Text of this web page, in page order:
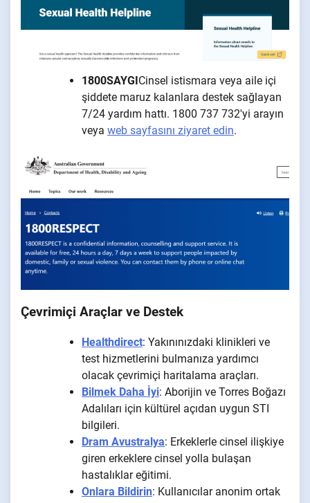
1800SAYGICinsel istismara veya aile içi
şiddete maruz kalanlara destek sağlayan
7/24 yardım hattı. 1800 737 732'yi arayın
veya web sayfasını ziyaret edin.
Çevrimiçi Araçlar ve Destek
Healthdirect: Yakınınızdaki klinikleri ve
test hizmetlerini bulmanıza yardımcı
olacak çevrimiçi haritalama araçları.
Bilmek Daha İyi: Aborijin ve Torres Boğazı
Adalıları için kültürel açıdan uygun STI
bilgileri.
Dram Avustralya: Erkeklerle cinsel ilişkiye
giren erkeklere cinsel yolla bulaşan
hastalıklar eğitimi.
Onlara Bildirin: Kullanıcılar anonim ortak